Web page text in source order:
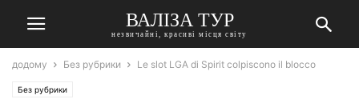
ВАЛІЗА ТУР
незвичайні, красиві місця світу
додому Без рубрики Le slot LGA di Spirit colpiscono il blocco
Без рубрики